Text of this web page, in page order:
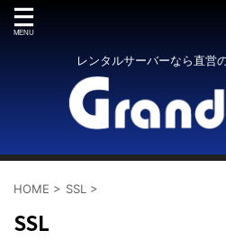
レンタルサーバーなら直営
HOME > SSL >
SSL